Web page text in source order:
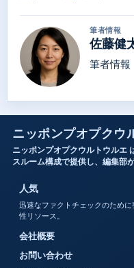
筆者情報
佐藤健
筆者情報
ニッポンプオプクウ
ニッポンプオプクウルトウルエ
スルーム構成で提供し、編集部
人気
迅速なファクトチェックのため
性リソース。
会社概要
お問い合わせ